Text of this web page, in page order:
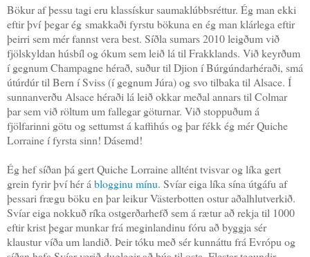
Bökur af þessu tagi eru klassískur saumaklúbbsréttur. Ég man ekki
eftir því þegar ég smakkaði fyrstu bökuna en ég man klárlega eftir
þeirri sem mér fannst vera best. Síðla sumars 2010 leigðum við
fjölskyldan húsbíl og ókum sem leið lá til Frakklands. Við keyrðum
í gegnum Champagne hérað, suður til Djion í Búrgúndarhéraði, smá
útúrdúr til Bern í Sviss (í gegnum Júra) og svo tilbaka til Alsace. Í
sunnanverðu Alsace héraði lá leið okkar meðal annars til Colmar
þar sem við röltum um fallegar göturnar. Við stoppuðum á
fjölfarinni götu og settumst á kaffihús og þar fékk ég mér Quiche
Lorraine í fyrsta sinn! Dásemd!
Ég hef síðan þá gert Quiche Lorraine alltént tvisvar og líka gert
grein fyrir því hér á blogginu mínu. Svíar eiga líka sína útgáfu af
þessari frægu böku en þar leikur Västerbotten ostur aðalhlutverkið.
Svíar eiga nokkuð ríka ostgerðarhefð sem á rætur að rekja til 1000
eftir krist þegar munkar frá meginlandinu fóru að byggja sér
klaustur víða um landið. Þeir tóku með sér kunnáttu frá Evrópu og